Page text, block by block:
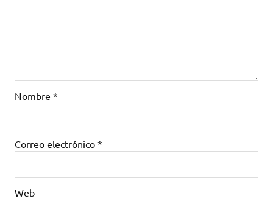
Nombre *
Correo electrónico *
Web